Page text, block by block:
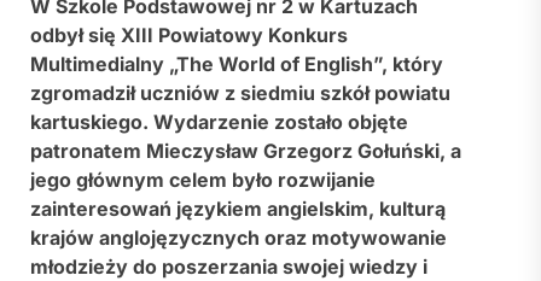
W Szkole Podstawowej nr 2 w Kartuzach
odbył się XIII Powiatowy Konkurs
Multimedialny „The World of English”, który
zgromadził uczniów z siedmiu szkół powiatu
kartuskiego. Wydarzenie zostało objęte
patronatem Mieczysław Grzegorz Gołuński, a
jego głównym celem było rozwijanie
zainteresowań językiem angielskim, kulturą
krajów anglojęzycznych oraz motywowanie
młodzieży do poszerzania swojej wiedzy i